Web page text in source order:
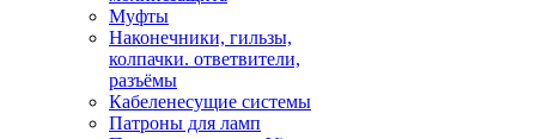
Муфты
Наконечники, гильзы,
колпачки. ответвители,
разъёмы
Кабеленесущие системы
Патроны для ламп